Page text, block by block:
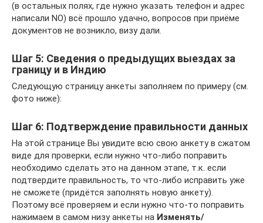
(в остальных полях, где нужно указать телефон и адрес
написали NO) всё прошло удачно, вопросов при приёме
документов не возникло, визу дали.
Шаг 5: Сведения о предыдущих выездах за
границу и в Индию
Следующую страницу анкеты заполняем по примеру (см.
фото ниже):
Шаг 6: Подтверждение правильности данных
На этой странице Вы увидите всю свою анкету в сжатом
виде для проверки, если нужно что-либо поправить
необходимо сделать это на данном этапе, т.к. если
подтвердите правильность, то что-либо исправить уже
не сможете (придётся заполнять новую анкету).
Поэтому всё проверяем и если нужно что-то поправить
нажимаем в самом низу анкеты на Изменять/